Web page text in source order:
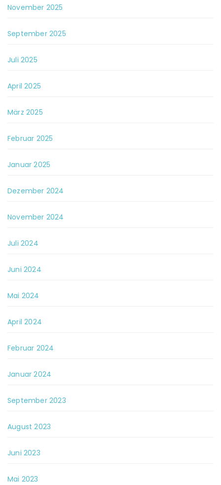
November 2025
September 2025
Juli 2025
April 2025
März 2025
Februar 2025
Januar 2025
Dezember 2024
November 2024
Juli 2024
Juni 2024
Mai 2024
April 2024
Februar 2024
Januar 2024
September 2023
August 2023
Juni 2023
Mai 2023